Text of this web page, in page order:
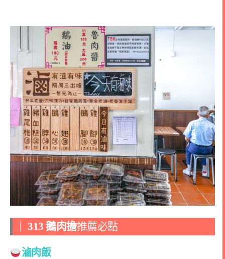
313 鵝肉擔推薦必點
滷肉飯